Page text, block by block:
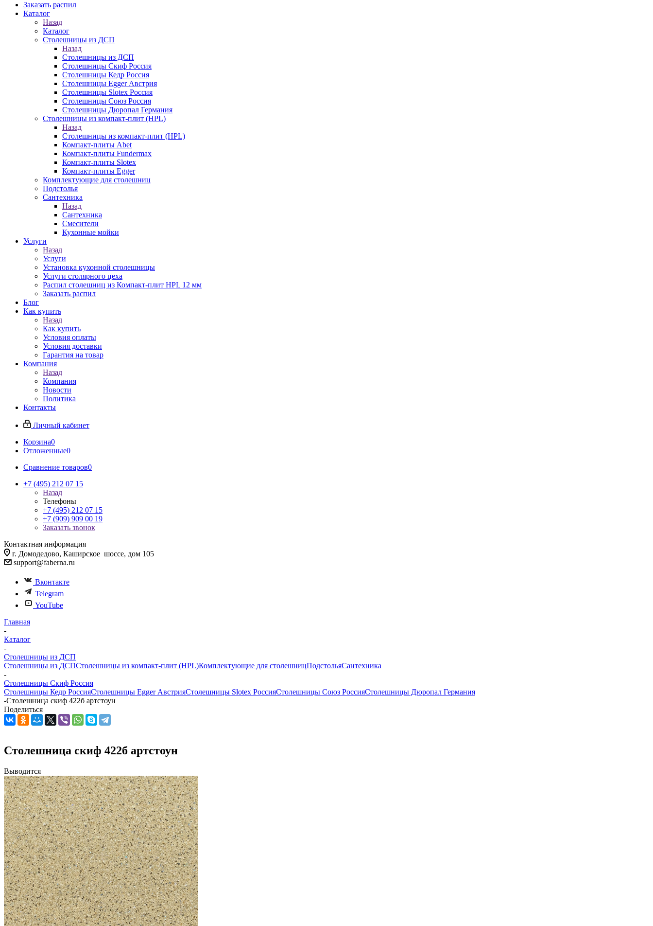
Заказать распил
Каталог
Назад
Каталог
Столешницы из ДСП
Назад
Столешницы из ДСП
Столешницы Скиф Россия
Столешницы Кедр Россия
Столешницы Egger Австрия
Столешницы Slotex Россия
Столешницы Союз Россия
Столешницы Дюропал Германия
Столешницы из компакт-плит (HPL)
Назад
Столешницы из компакт-плит (HPL)
Компакт-плиты Abet
Компакт-плиты Fundermax
Компакт-плиты Slotex
Компакт-плиты Egger
Комплектующие для столешниц
Подстолья
Сантехника
Назад
Сантехника
Смесители
Кухонные мойки
Услуги
Назад
Услуги
Установка кухонной столешницы
Услуги столярного цеха
Распил столешниц из Компакт-плит HPL 12 мм
Заказать распил
Блог
Как купить
Назад
Как купить
Условия оплаты
Условия доставки
Гарантия на товар
Компания
Назад
Компания
Новости
Политика
Контакты
Личный кабинет
Корзина0
Отложенные0
Сравнение товаров0
+7 (495) 212 07 15
Назад
Телефоны
+7 (495) 212 07 15
+7 (909) 909 00 19
Заказать звонок
Контактная информация
г. Домодедово, Каширское шоссе, дом 105
support@faberna.ru
Вконтакте
Telegram
YouTube
Главная
-
Каталог
-
Столешницы из ДСП
Столешницы из ДСПСтолешницы из компакт-плит (HPL)Комплектующие для столешницПодстольяСантехника
-
Столешницы Скиф Россия
Столешницы Кедр РоссияСтолешницы Egger АвстрияСтолешницы Slotex РоссияСтолешницы Союз РоссияСтолешницы Дюропал Германия
-Столешница скиф 422б артстоун
Поделиться
Столешница скиф 422б артстоун
Выводится